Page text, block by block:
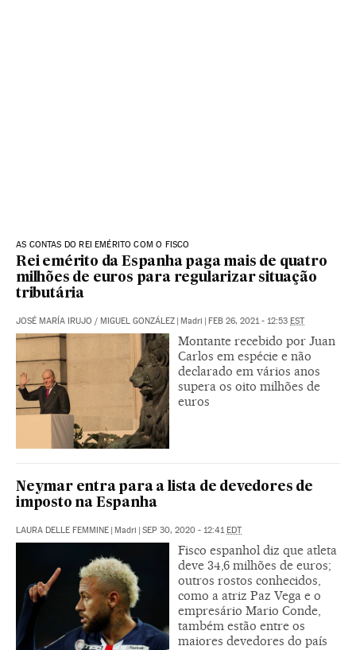
AS CONTAS DO REI EMÉRITO COM O FISCO
Rei emérito da Espanha paga mais de quatro
milhões de euros para regularizar situação
tributária
JOSÉ MARÍA IRUJO / MIGUEL GONZÁLEZ Madri FEB 26, 2021 - 12:53 EST
Montante recebido por Juan
Carlos em espécie e não
declarado em vários anos
supera os oito milhões de
euros
Neymar entra para a lista de devedores de
imposto na Espanha
LAURA DELLE FEMMINE Madri SEP 30, 2020 - 12:41 EDT
Fisco espanhol diz que atleta
deve 34,6 milhões de euros;
outros rostos conhecidos,
como a atriz Paz Vega e o
empresário Mario Conde,
também estão entre os
maiores devedores do país